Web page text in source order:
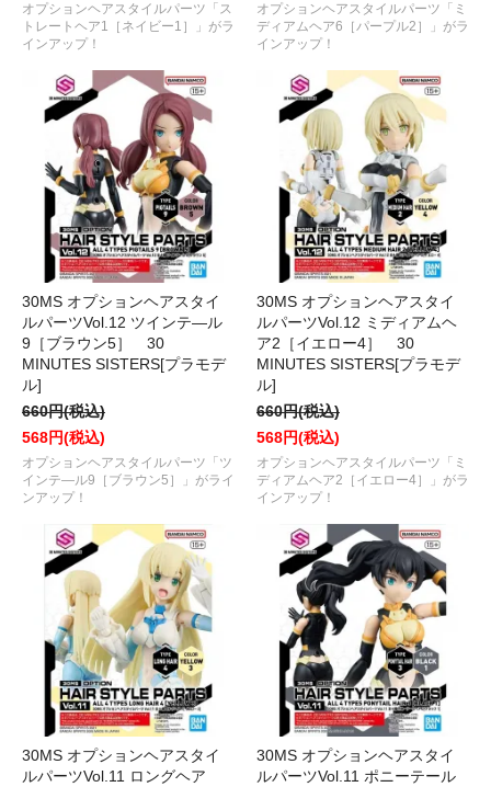
オプションヘアスタイルパーツ「ス
トレートヘア1［ネイビー1］」がラ
インアップ！
オプションヘアスタイルパーツ「ミ
ディアムヘア6［パープル2］」がラ
インアップ！
30MS オプションヘアスタイ
ルパーツVol.12 ツインテ―ル
9［ブラウン5］ 30
MINUTES SISTERS[プラモデ
ル]
660円(税込)
568円(税込)
オプションヘアスタイルパーツ「ツ
インテ―ル9［ブラウン5］」がライ
ンアップ！
30MS オプションヘアスタイ
ルパーツVol.12 ミディアムヘ
ア2［イエロー4］ 30
MINUTES SISTERS[プラモデ
ル]
660円(税込)
568円(税込)
オプションヘアスタイルパーツ「ミ
ディアムヘア2［イエロー4］」がラ
インアップ！
30MS オプションヘアスタイ
ルパーツVol.11 ロングヘア
30MS オプションヘアスタイ
ルパーツVol.11 ポニーテール